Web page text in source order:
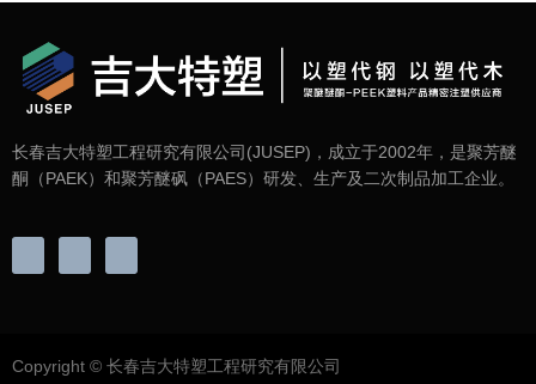
长春吉大特塑工程研究有限公司(JUSEP)，成立于2002年，是聚芳醚
酮（PAEK）和聚芳醚砜（PAES）研发、生产及二次制品加工企业。
Copyright © 长春吉大特塑工程研究有限公司